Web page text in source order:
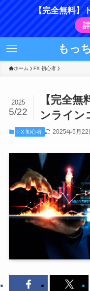
【完全無料】
もっ
ホーム FX 初心者
【完全
ンライン
2025
5/22
FX 初心者 2025年5月22